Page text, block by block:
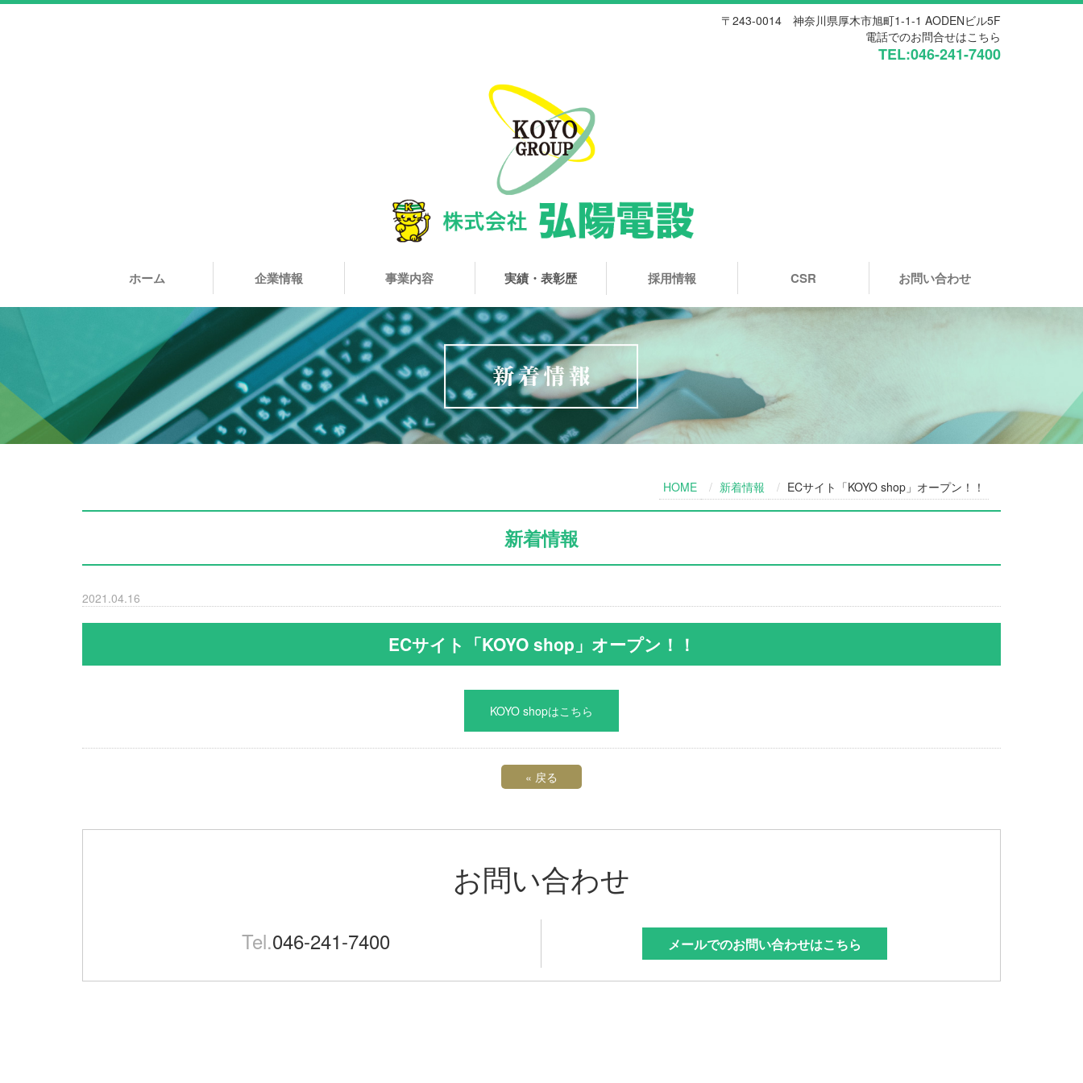
〒243-0014 神奈川県厚木市旭町1-1-1 AODENビル5F
電話でのお問合せはこちら
TEL:046-241-7400
ホーム 企業情報 事業内容 実績・表彰歴 採用情報 CSR お問い合わせ
HOME 新着情報 ECサイト「KOYO shop」オープン！！
新着情報
2021.04.16
ECサイト「KOYO shop」オープン！！
KOYO shopはこちら
« 戻る
お問い合わせ
Tel.046-241-7400 メールでのお問い合わせはこちら